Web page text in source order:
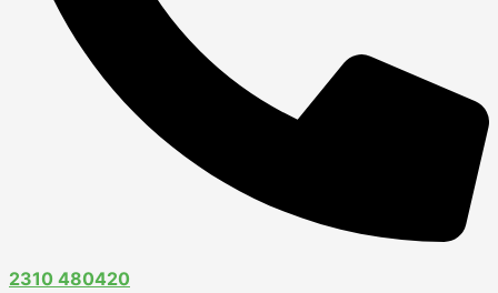
2310 480420